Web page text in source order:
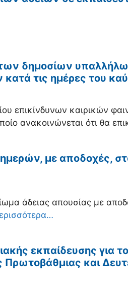
δημοσίων
τις ημέρες του
επικίνδυνων καιρικών
ανακοινώνεται ότι θα
με αποδοχές,
άδειας απουσίας με
εκπαίδευσης για
Πρωτοβάθμιας και